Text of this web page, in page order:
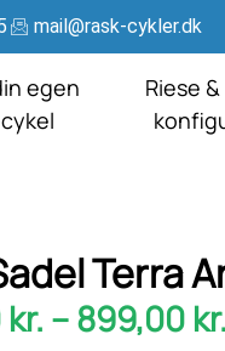
mail@rask-cykler.dk
egen
Riese
Terra
kr. –899,00 kr.